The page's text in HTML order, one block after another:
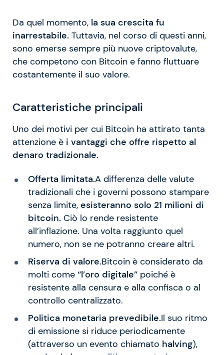
Da quel momento, la sua crescita fu
inarrestabile. Tuttavia, nel corso di questi anni,
sono emerse sempre più nuove criptovalute,
che competono con Bitcoin e fanno fluttuare
costantemente il suo valore.
Caratteristiche principali
Uno dei motivi per cui Bitcoin ha attirato tanta
attenzione è i vantaggi che offre rispetto al
denaro tradizionale.
Offerta limitata.A differenza delle valute
tradizionali che i governi possono stampare
senza limite, esisteranno solo 21 milioni di
bitcoin. Ciò lo rende resistente
all’inflazione. Una volta raggiunto quel
numero, non se ne potranno creare altri.
Riserva di valore.Bitcoin è considerato da
molti come “l’oro digitale”poiché è
resistente alla censura e alla confisca o al
controllo centralizzato.
Politica monetaria prevedibile.Il suo ritmo
di emissione si riduce periodicamente
(attraverso un evento chiamato halving),